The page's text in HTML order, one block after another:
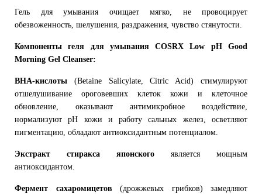
Гель для умывания очищает мягко, не провоцирует
обезвоженность, шелушения, раздражения, чувство стянутости.
Компоненты геля для умывания COSRX Low pH Good
Morning Gel Cleanser:
BHA-кислоты (Betaine Salicylate, Citric Acid) стимулируют
отшелушивание ороговевших клеток кожи и клеточное
обновление, оказывают антимикробное воздействие,
нормализуют pH кожи и работу сальных желез, осветляют
пигментацию, обладают антиоксидантным потенциалом.
Экстракт стиракса японского является мощным
антиоксидантом.
Фермент сахаромицетов (дрожжевых грибков) замедляют